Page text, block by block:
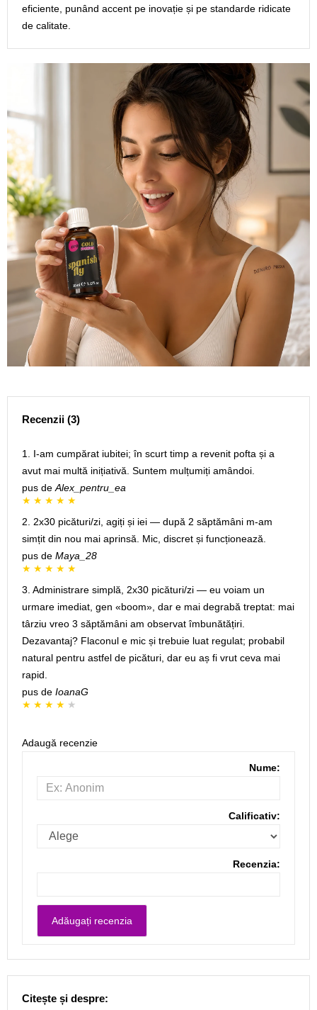
eficiente, punând accent pe inovație și pe standarde ridicate
de calitate.
Recenzii (3)
1. I-am cumpărat iubitei; în scurt timp a revenit pofta și a
avut mai multă inițiativă. Suntem mulțumiți amândoi.
pus de Alex_pentru_ea
2. 2x30 picături/zi, agiți și iei — după 2 săptămâni m-am
simțit din nou mai aprinsă. Mic, discret și funcționează.
pus de Maya_28
3. Administrare simplă, 2x30 picături/zi — eu voiam un
urmare imediat, gen «boom», dar e mai degrabă treptat: mai
târziu vreo 3 săptămâni am observat îmbunătățiri.
Dezavantaj? Flaconul e mic și trebuie luat regulat; probabil
natural pentru astfel de picături, dar eu aș fi vrut ceva mai
rapid.
pus de IoanaG
Adaugă recenzie
Nume:
Calificativ:
Recenzia:
Citește și despre: